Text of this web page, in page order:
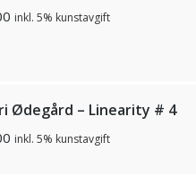
inkl. 5% kunstavgift
Ødegård – Linearity # 4
inkl. 5% kunstavgift